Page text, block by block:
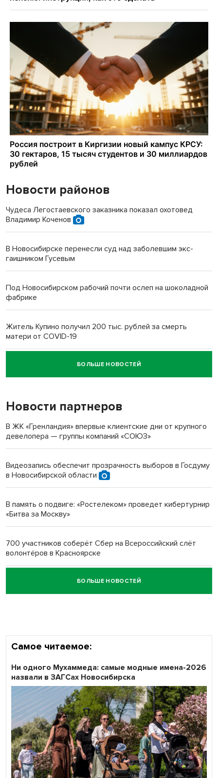
Новости районов
Чудеса Легостаевского заказника показал охотовед
Владимир Коченов
В Новосибирске перенесли суд над заболевшим экс-
гаишником Гусевым
Под Новосибирском рабочий почти ослеп на шоколадной
фабрике
Житель Купино получил 200 тыс. рублей за смерть
матери от COVID-19
Новосибирский суд наказал водителя за смерть
пенсионерки на вокзале
«Мы живём на пастбище!»: в новосибирском селе лошади
терроризируют жителей
Новосибирский преподаватель с женой вошли в топ-16
БОЛЬШЕ НОВОСТЕЙ
Новости партнеров
В ЖК «Гренландия» впервые клиентские дни от крупного
девелопера — группы компаний «СОЮЗ»
Видеозапись обеспечит прозрачность выборов в Госдуму
в Новосибирской области
В память о подвиге: «Ростелеком» проведет кибертурнир
«Битва за Москву»
700 участников соберёт Сбер на Всероссийский слёт
волонтёров в Красноярске
Честный выбор: видеонаблюдение обеспечит
объективность результатов ЕДГ в Новосибирской
БОЛЬШЕ НОВОСТЕЙ
Самое читаемое:
Ни одного Мухаммеда: самые модные имена-2026
назвали в ЗАГСах Новосибирска